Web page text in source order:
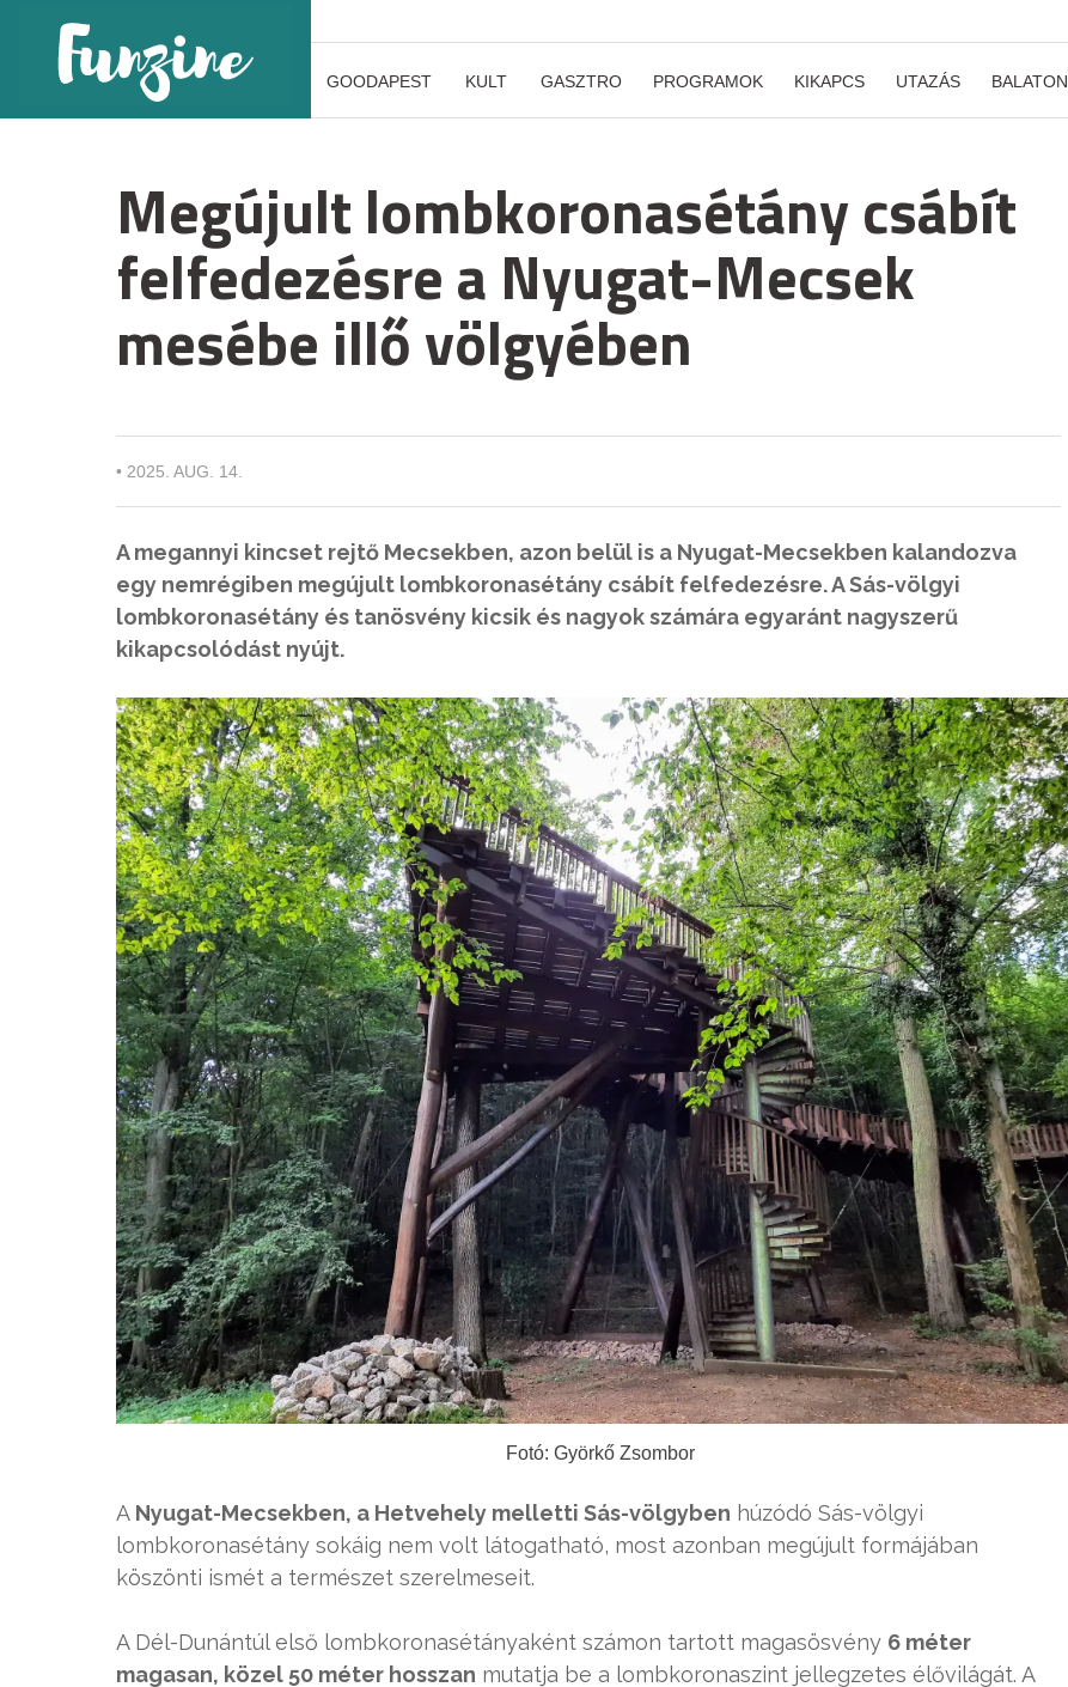
GOODAPEST KULT GASZTRO PROGRAMOK KIKAPCS UTAZÁS BALATON
Megújult lombkoronasétány csábít
felfedezésre a Nyugat-Mecsek
mesébe illő völgyében
• 2025. AUG. 14.
A megannyi kincset rejtő Mecsekben, azon belül is a Nyugat-Mecsekben kalandozva
egy nemrégiben megújult lombkoronasétány csábít felfedezésre. A Sás-völgyi
lombkoronasétány és tanösvény kicsik és nagyok számára egyaránt nagyszerű
kikapcsolódást nyújt.
Fotó: Györkő Zsombor
A Nyugat-Mecsekben, a Hetvehely melletti Sás-völgyben húzódó Sás-völgyi
lombkoronasétány sokáig nem volt látogatható, most azonban megújult formájában
köszönti ismét a természet szerelmeseit.
A Dél-Dunántúl első lombkoronasétányaként számon tartott magasösvény 6 méter
magasan, közel 50 méter hosszan mutatja be a lombkoronaszint jellegzetes élővilágát. A